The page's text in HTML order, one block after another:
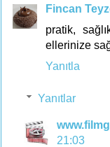
Fincan
pratik,
ellerinize
Yanıtla
Yanıtlar
21:03